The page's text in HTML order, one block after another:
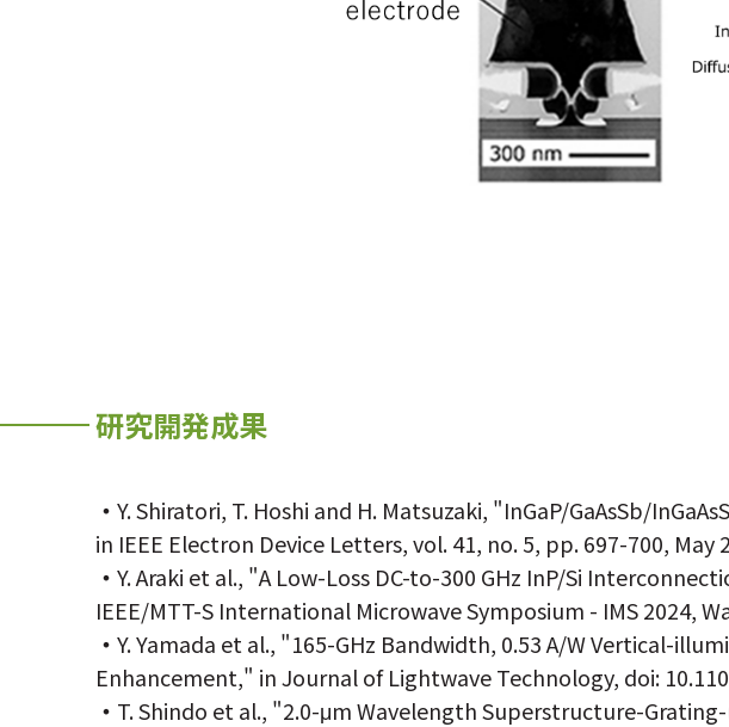
研究開発成果
・ Y. Shiratori, T. Hoshi and H. Matsuzaki, "InGaP/GaAsSb/
in IEEE Electron Device Letters, vol. 41, no. 5, pp. 697-700, May
・ Y. Araki et al., "A Low-Loss DC-to-300 GHz InP/Si
IEEE/MTT-S International Microwave Symposium - IMS 2024,
・ Y. Yamada et al., "165-GHz Bandwidth, 0.53 A/W Vertical-
Enhancement," in Journal of Lightwave Technology, doi:
・ T. Shindo et al., "2.0-μm Wavelength Superstructure-